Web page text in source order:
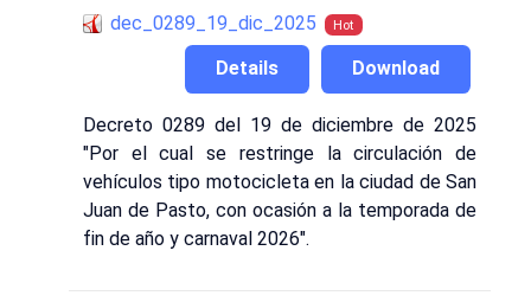
dec_0289_19_dic_2025 Hot
Download
Details
Decreto 0289 del 19 de diciembre de 2025
"Por el cual se restringe la circulación de
vehículos tipo motocicleta en la ciudad de San
Juan de Pasto, con ocasión a la temporada de
fin de año y carnaval 2026".